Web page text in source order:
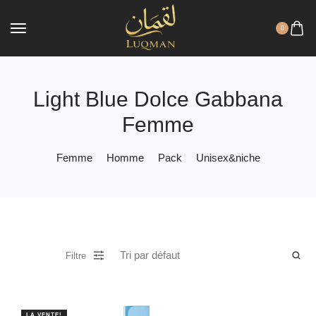
0
Light Blue Dolce Gabbana
Femme
Femme Homme Pack Unisex&niche
Filtre